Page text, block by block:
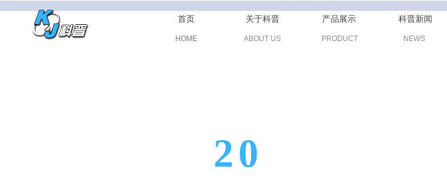
20
ABOUT US
首页 关于科晋 产品展示 科晋新闻
HOME PRODUCT NEWS